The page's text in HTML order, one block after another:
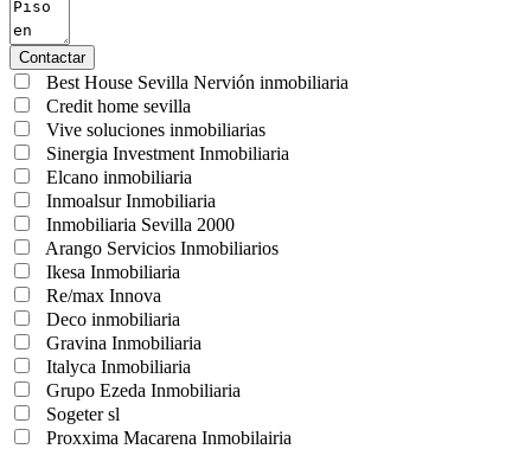
Contactar
Best House Sevilla Nervión inmobiliaria
Credit home sevilla
Vive soluciones inmobiliarias
Sinergia Investment Inmobiliaria
Elcano inmobiliaria
Inmoalsur Inmobiliaria
Inmobiliaria Sevilla 2000
Arango Servicios Inmobiliarios
Ikesa Inmobiliaria
Re/max Innova
Deco inmobiliaria
Gravina Inmobiliaria
Italyca Inmobiliaria
Grupo Ezeda Inmobiliaria
Sogeter sl
Proxxima Macarena Inmobilairia